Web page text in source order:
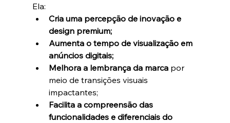
Ela:
Cria uma percepção de inovação e
design premium;
Aumenta o tempo de visualização em
anúncios digitais;
Melhora a lembrança da marca por
meio de transições visuais
impactantes;
Facilita a compreensão das
funcionalidades e diferenciais do